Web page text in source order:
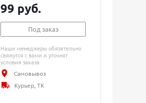
99 руб.
Под заказ
Наши менеджеры обязательно
свяжутся с вами и уточнят
условия заказа
Самовывоз
Курьер, ТК